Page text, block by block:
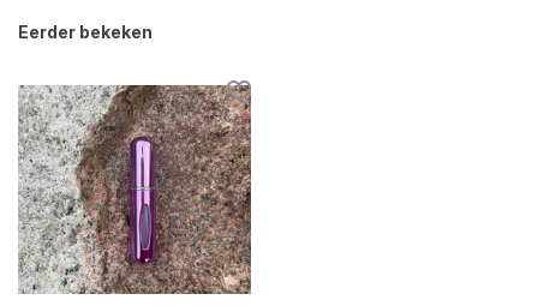
Eerder bekeken